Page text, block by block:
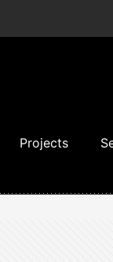
Projects